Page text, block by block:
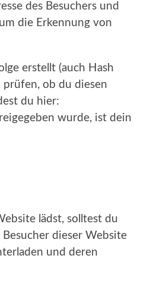
des Besuchers und
die Erkennung von
erstellt (auch Hash
ob du diesen
du hier:
wurde, ist dein
lädst, solltest du
dieser Website
und deren